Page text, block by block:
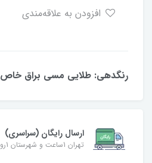
رنگدهی: طلایی مسی براق خاص
ارسال رایگان (سراسری)
تهران 1ساعت و شهرستان 1روز